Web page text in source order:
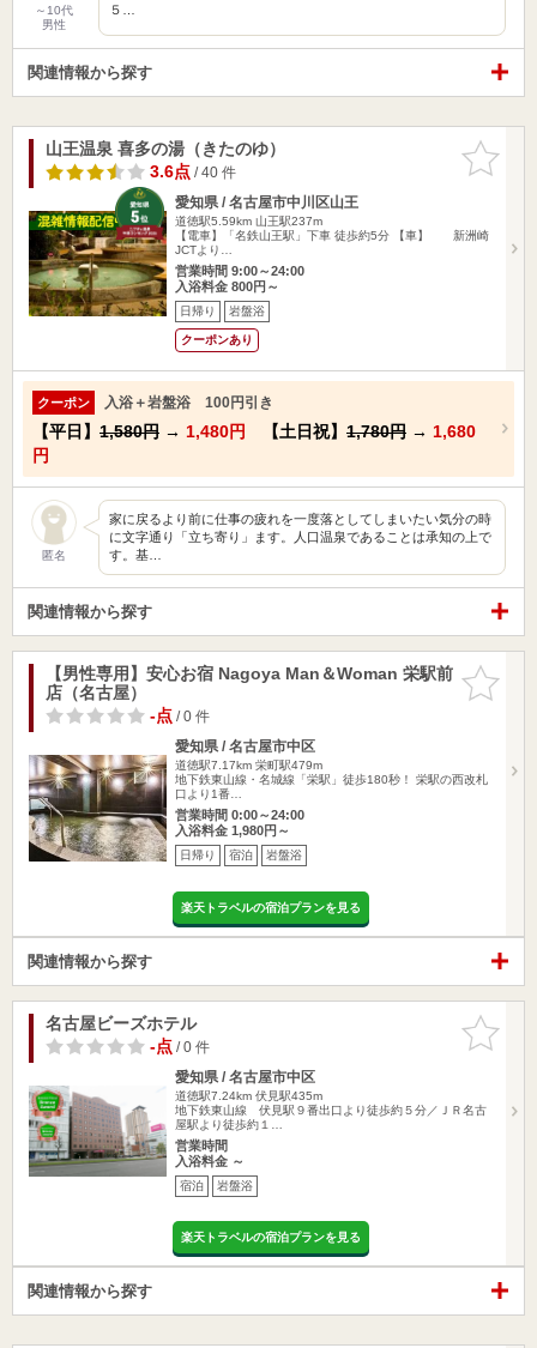
～10代
男性
５…
関連情報から探す
お気に入
りに追加
山王温泉 喜多の湯（きたのゆ）
3.6点/ 40 件
愛知県 / 名古屋市中川区山王
道徳駅5.59km 山王駅237m
【電車】「名鉄山王駅」下車 徒歩約5分 【車】 新洲崎
JCTより…
営業時間 9:00～24:00
入浴料金 800円～
日帰り 岩盤浴
クーポンあり
クーポン 入浴＋岩盤浴 100円引き
【平日】 1,580円 → 1,480円 【土日祝】 1,780円 → 1,680
円
匿名
家に戻るより前に仕事の疲れを一度落としてしまいたい気分の時
に文字通り「立ち寄り」ます。人口温泉であることは承知の上で
す。基…
関連情報から探す
お気に入
りに追加
【男性専用】安心お宿 Nagoya Man＆Woman 栄駅前
店（名古屋）
-点/ 0 件
愛知県 / 名古屋市中区
道徳駅7.17km 栄町駅479m
地下鉄東山線・名城線「栄駅」徒歩180秒！ 栄駅の西改札
口より1番…
営業時間 0:00～24:00
入浴料金 1,980円～
日帰り 宿泊 岩盤浴
楽天トラベルの宿泊プランを見る
関連情報から探す
お気に入
りに追加
名古屋ビーズホテル
-点/ 0 件
愛知県 / 名古屋市中区
道徳駅7.24km 伏見駅435m
地下鉄東山線 伏見駅９番出口より徒歩約５分／ＪＲ名古
屋駅より徒歩約１…
営業時間
入浴料金 ～
宿泊 岩盤浴
楽天トラベルの宿泊プランを見る
関連情報から探す